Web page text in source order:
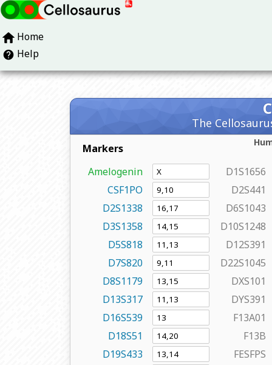
Home
Help
The
Markers
Amelogenin
CSF1PO
D2S1338
D3S1358
D5S818
D7S820
D8S1179
D13S317
D16S539
D18S51
D19S433
D1S1656
D2S441
D6S1043
D10S1248
D12S391
D22S1045
DXS101
DYS391
F13A01
F13B
FESFPS